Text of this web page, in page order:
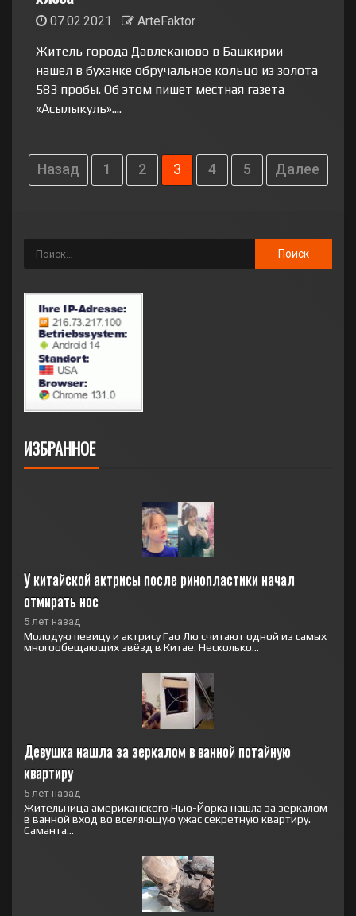
07.02.2021
ArteFaktor
Житель города Давлеканово в Башкирии
нашел в буханке обручальное кольцо из золота
583 пробы. Об этом пишет местная газета
«Асылыкуль»....
Назад 1 2 3 4 5 Далее
ИЗБРАННОЕ
У китайской актрисы после ринопластики начал
отмирать нос
5 лет назад
Молодую певицу и актрису Гао Лю считают одной из самых
многообещающих звёзд в Китае. Несколько...
Девушка нашла за зеркалом в ванной потайную
квартиру
5 лет назад
Жительница американского Нью-Йорка нашла за зеркалом
в ванной вход во вселяющую ужас секретную квартиру.
Саманта...